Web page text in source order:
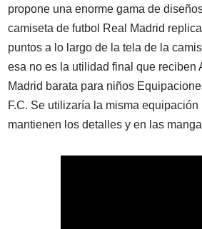
propone una enorme gama de
camiseta de futbol Real Madrid
puntos a lo largo de la tela de la
esa no es la utilidad final que reciben
Madrid barata para niños
F.C. Se utilizaría la misma
mantienen los detalles y en las